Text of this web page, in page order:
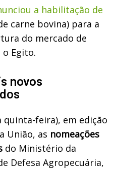
a habilitação de
carne bovina) para a
do mercado de
Egito.
novos
feira), em edição
União, as nomeações
do Ministério da
Defesa Agropecuária,